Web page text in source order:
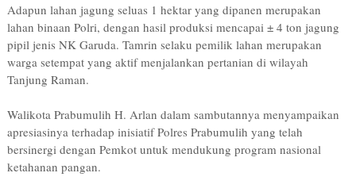
Adapun lahan jagung seluas 1 hektar yang dipanen merupakan
lahan binaan Polri, dengan hasil produksi mencapai ± 4 ton jagung
pipil jenis NK Garuda. Tamrin selaku pemilik lahan merupakan
warga setempat yang aktif menjalankan pertanian di wilayah
Tanjung Raman.
Walikota Prabumulih H. Arlan dalam sambutannya menyampaikan
apresiasinya terhadap inisiatif Polres Prabumulih yang telah
bersinergi dengan Pemkot untuk mendukung program nasional
ketahanan pangan.